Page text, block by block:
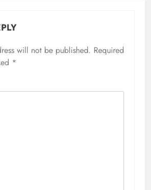
will not be published. Required
*